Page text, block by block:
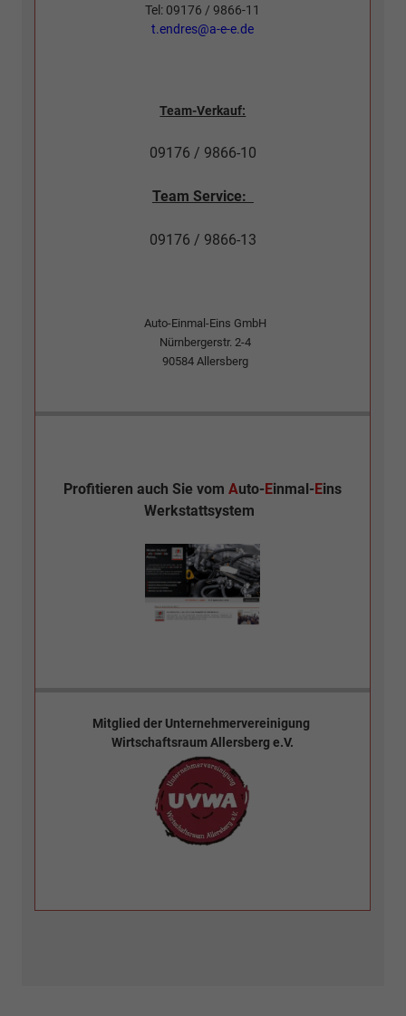
Tel: 09176 / 9866-11
t.endres@a-e-e.de
Team-Verkauf:
09176 / 9866-10
Team Service:
09176 / 9866-13
Auto-Einmal-Eins GmbH
Nürnbergerstr. 2-4
90584 Allersberg
Profitieren auch Sie vomAuto-Einmal-Eins
Werkstattsystem
Mitglied der Unternehmervereinigung
Wirtschaftsraum Allersberg e.V.